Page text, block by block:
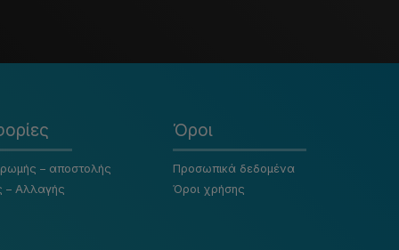
– αποστολής
– Αλλαγής
Όροι
Προσωπικά δεδομένα
Όροι χρήσης